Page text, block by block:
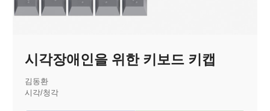
시각장애인을 위한 키보드 키캡
김동환
시각/청각